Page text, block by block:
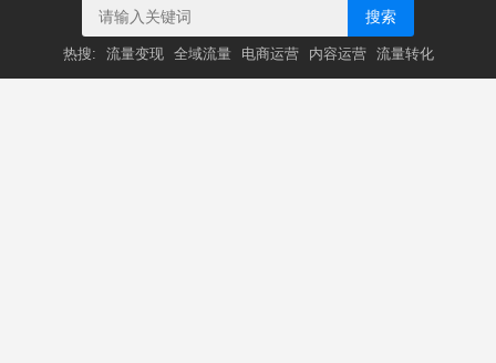
搜索
热搜: 流量变现 全域流量 电商运营 内容运营 流量转化